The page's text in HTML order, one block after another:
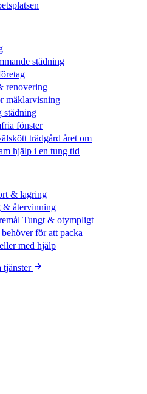
städning
renovering
mäklarvisning
städning
fönster
trädgård året om
hjälp i en tung tid
& lagring
& återvinning
Tungt & otympligt
för att packa
med hjälp
tjänster